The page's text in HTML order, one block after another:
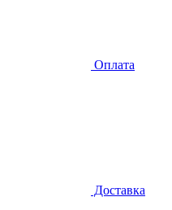
Оплата
Доставка